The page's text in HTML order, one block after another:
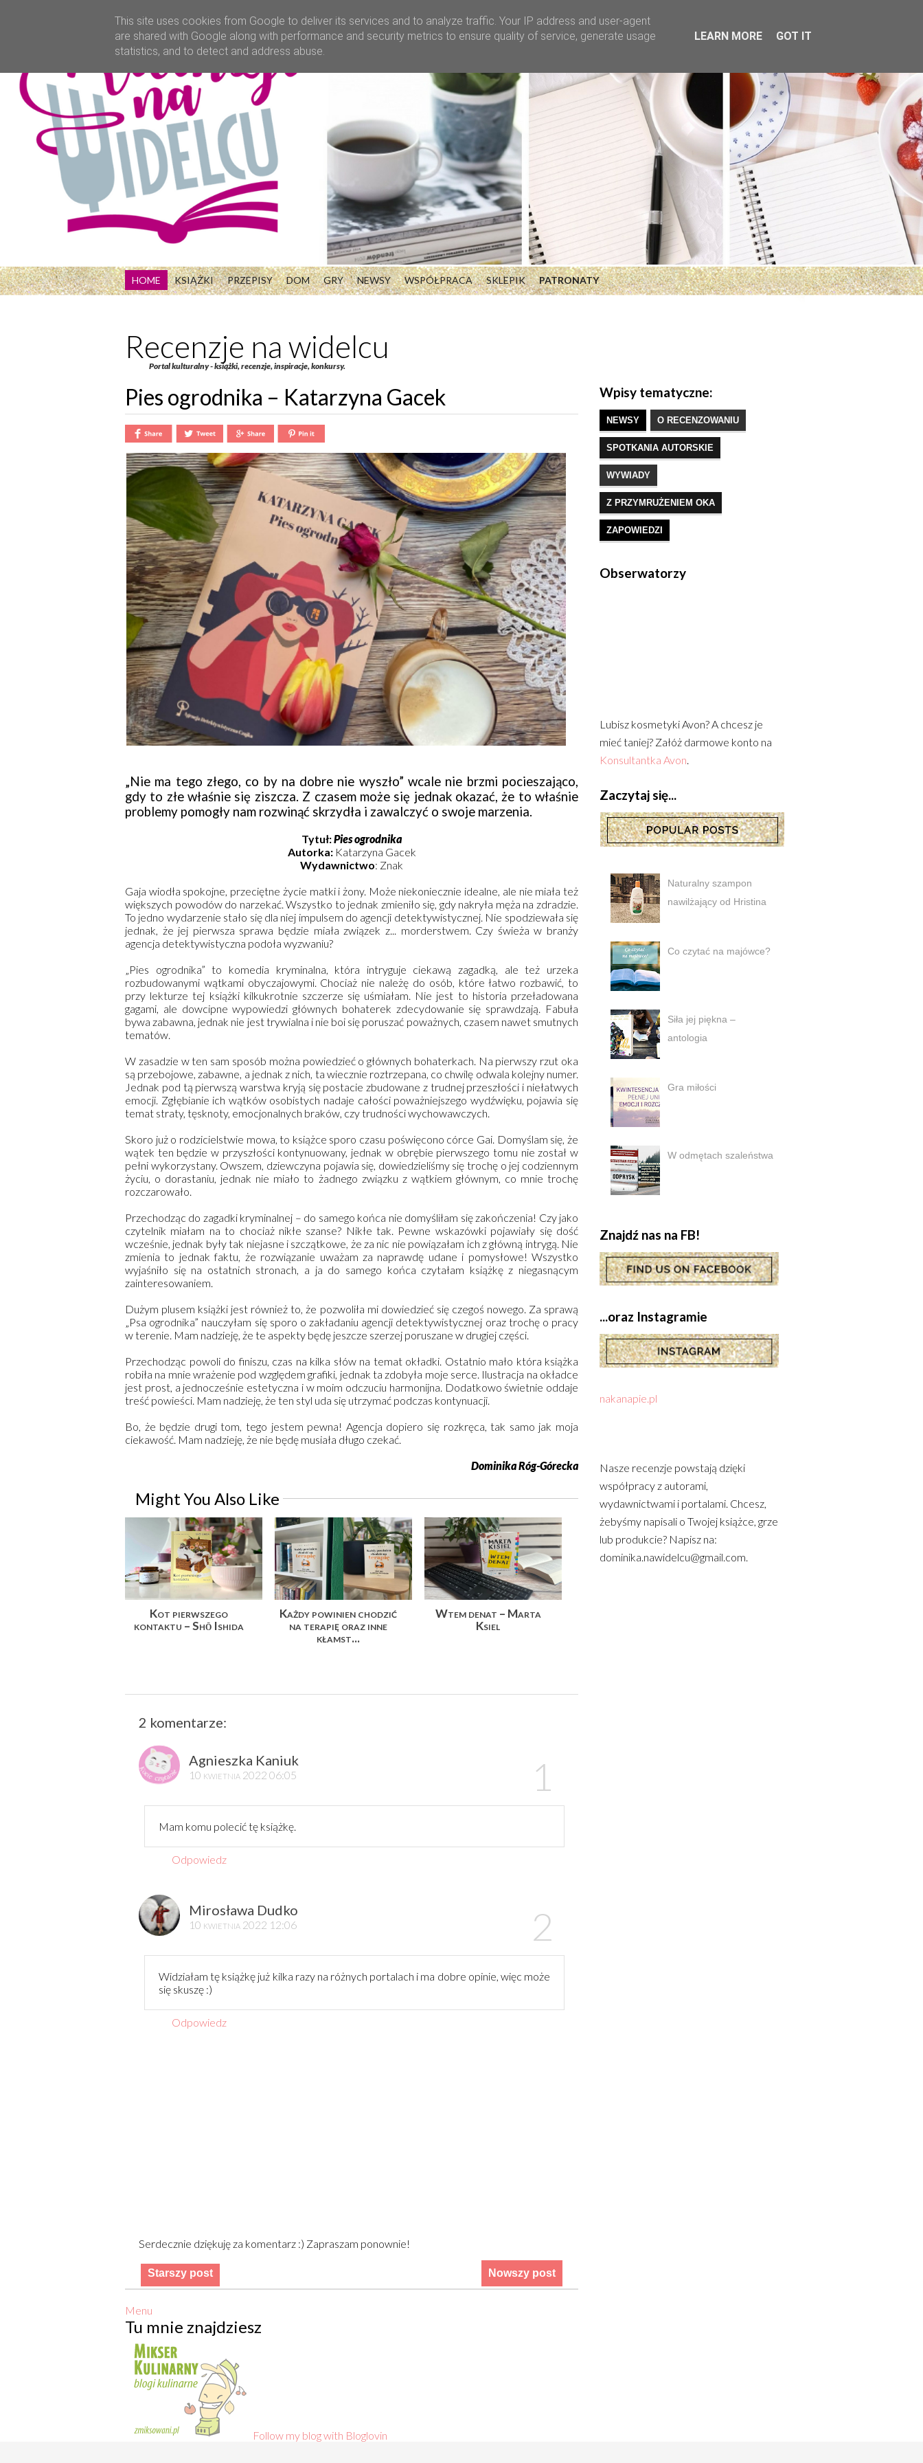
HOME KSIĄŻKI PRZEPISY DOM GRY NEWSY WSPÓŁPRACA SKLEPIK PATRONATY
Recenzje na widelcu
Portal kulturalny - książki, recenzje, inspiracje, konkursy.
Pies ogrodnika – Katarzyna Gacek
„Nie ma tego złego, co by na dobre nie wyszło” wcale nie brzmi pocieszająco,
gdy to złe właśnie się ziszcza. Z czasem może się jednak okazać, że to właśnie
problemy pomogły nam rozwinąć skrzydła i zawalczyć o swoje marzenia.
Tytuł:Pies ogrodnika
Autorka:Katarzyna Gacek
Wydawnictwo: Znak
Gaja wiodła spokojne, przeciętne życie matki i żony. Może niekoniecznie idealne, ale nie miała też
większych powodów do narzekać. Wszystko to jednak zmieniło się, gdy nakryła męża na zdradzie.
To jedno wydarzenie stało się dla niej impulsem do agencji detektywistycznej. Nie spodziewała się
jednak, że jej pierwsza sprawa będzie miała związek z... morderstwem. Czy świeża w branży
agencja detektywistyczna podoła wyzwaniu?
„Pies ogrodnika” to komedia kryminalna, która intryguje ciekawą zagadką, ale też urzeka
rozbudowanymi wątkami obyczajowymi. Chociaż nie należę do osób, które łatwo rozbawić, to
przy lekturze tej książki kilkukrotnie szczerze się uśmiałam. Nie jest to historia przeładowana
gagami, ale dowcipne wypowiedzi głównych bohaterek zdecydowanie się sprawdzają. Fabuła
bywa zabawna, jednak nie jest trywialna i nie boi się poruszać poważnych, czasem nawet smutnych
tematów.
W zasadzie w ten sam sposób można powiedzieć o głównych bohaterkach. Na pierwszy rzut oka
są przebojowe, zabawne, a jednak z nich, ta wiecznie roztrzepana, co chwilę odwala kolejny numer.
Jednak pod tą pierwszą warstwa kryją się postacie zbudowane z trudnej przeszłości i niełatwych
emocji. Zgłębianie ich wątków osobistych nadaje całości poważniejszego wydźwięku, pojawia się
temat straty, tęsknoty, emocjonalnych braków, czy trudności wychowawczych.
Skoro już o rodzicielstwie mowa, to książce sporo czasu poświęcono córce Gai. Domyślam się, że
wątek ten będzie w przyszłości kontynuowany, jednak w obrębie pierwszego tomu nie został w
pełni wykorzystany. Owszem, dziewczyna pojawia się, dowiedzieliśmy się trochę o jej codziennym
życiu, o dorastaniu, jednak nie miało to żadnego związku z wątkiem głównym, co mnie trochę
rozczarowało.
Przechodząc do zagadki kryminalnej – do samego końca nie domyśliłam się zakończenia! Czy jako
czytelnik miałam na to chociaż nikłe szanse? Nikłe tak. Pewne wskazówki pojawiały się dość
wcześnie, jednak były tak niejasne i szczątkowe, że za nic nie powiązałam ich z główną intrygą. Nie
zmienia to jednak faktu, że rozwiązanie uważam za naprawdę udane i pomysłowe! Wszystko
wyjaśniło się na ostatnich stronach, a ja do samego końca czytałam książkę z niegasnącym
zainteresowaniem.
Dużym plusem książki jest również to, że pozwoliła mi dowiedzieć się czegoś nowego. Za sprawą
„Psa ogrodnika” nauczyłam się sporo o zakładaniu agencji detektywistycznej oraz trochę o pracy
w terenie. Mam nadzieję, że te aspekty będę jeszcze szerzej poruszane w drugiej części.
Przechodząc powoli do finiszu, czas na kilka słów na temat okładki. Ostatnio mało która książka
robiła na mnie wrażenie pod względem grafiki, jednak ta zdobyła moje serce. Ilustracja na okładce
jest prost, a jednocześnie estetyczna i w moim odczuciu harmonijna. Dodatkowo świetnie oddaje
treść powieści. Mam nadzieję, że ten styl uda się utrzymać podczas kontynuacji.
Bo, że będzie drugi tom, tego jestem pewna! Agencja dopiero się rozkręca, tak samo jak moja
ciekawość. Mam nadzieję, że nie będę musiała długo czekać.
Dominika Róg-Górecka
Might You Also Like
Kot pierwszego
kontaktu – Shō Ishida
Każdy powinien chodzić
na terapię oraz inne
kłamst...
Wtem denat – Marta
Ksiel
2 komentarze:
Agnieszka Kaniuk
10 kwietnia 2022 06:05
Mam komu polecić tę książkę.
Odpowiedz
Mirosława Dudko
10 kwietnia 2022 12:06
Widziałam tę książkę już kilka razy na różnych portalach i ma dobre opinie, więc może
się skuszę :)
Odpowiedz
Serdecznie dziękuję za komentarz :) Zapraszam ponownie!
Nowszy post
Starszy post
Menu
Tu mnie znajdziesz
Follow my blog with Bloglovin
Wpisy tematyczne:
NEWSY O RECENZOWANIU
SPOTKANIA AUTORSKIE
WYWIADY
Z PRZYMRUŻENIEM OKA
ZAPOWIEDZI
Obserwatorzy
Lubisz kosmetyki Avon? A chcesz je
mieć taniej? Załóż darmowe konto na
Konsultantka Avon.
Zaczytaj się...
Naturalny szampon
nawilżający od Hristina
Co czytać na majówce?
Siła jej piękna –
antologia
Gra miłości
W odmętach szaleństwa
Znajdź nas na FB!
...oraz Instagramie
nakanapie.pl
Nasze recenzje powstają dzięki
współpracy z autorami,
wydawnictwami i portalami. Chcesz,
żebyśmy napisali o Twojej książce, grze
lub produkcie? Napisz na:
dominika.nawidelcu@gmail.com.
This site uses cookies from Google to deliver its services and to analyze traffic. Your IP address and user-agent
are shared with Google along with performance and security metrics to ensure quality of service, generate usage
statistics, and to detect and address abuse.
LEARN MORE GOT IT